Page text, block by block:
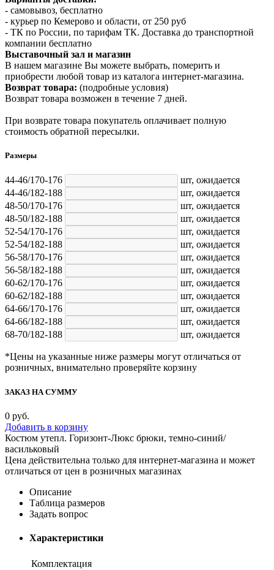
- самовывоз, бесплатно
- курьер по Кемерово и области, от 250 руб
- ТК по России, по тарифам ТК. Доставка до транспортной
компании бесплатно
Выставочный зал и магазин
В нашем магазине Вы можете выбрать, померить и
приобрести любой товар из каталога интернет-магазина.
Возврат товара: (подробные условия)
Возврат товара возможен в течение 7 дней.
При возврате товара покупатель оплачивает полную
стоимость обратной пересылки.
Размеры
44-46/170-176 шт, ожидается
44-46/182-188
шт, ожидается
48-50/170-176
шт, ожидается
48-50/182-188
шт, ожидается
52-54/170-176
шт, ожидается
52-54/182-188
шт, ожидается
56-58/170-176
шт, ожидается
56-58/182-188
шт, ожидается
60-62/170-176
шт, ожидается
60-62/182-188
шт, ожидается
64-66/170-176
шт, ожидается
64-66/182-188
шт, ожидается
68-70/182-188
шт, ожидается
*Цены на указанные ниже размеры могут отличаться от
розничных, внимательно проверяйте корзину
ЗАКАЗ НА СУММУ
0 руб.
Добавить в корзину
Костюм утепл. Горизонт-Люкс брюки, темно-синий/
васильковый
Цена действительна только для интернет-магазина и может
отличаться от цен в розничных магазинах
Описание
Таблица размеров
Задать вопрос
Характеристики
Комплектация